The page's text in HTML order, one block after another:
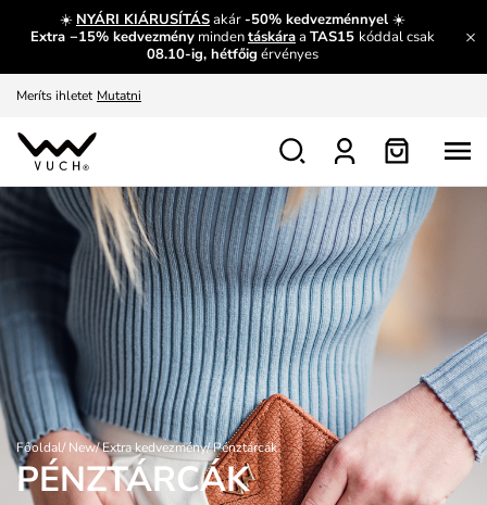
☀️ NYÁRI KIÁRUSÍTÁSakár-50% kedvezménnyel ☀️
Extra −15% kedvezmény mindentáskáraa TAS15 kóddal csak
08.10-ig, hétfőig érvényes
És mi az, amit máshol nem lehet megtudni?
Fedezze fel velünk az újdonságokat. Megtekintés
Meríts ihletet Mutatni
Ingyenes csere és visszaküldés
Főoldal/New/Extra kedvezmény/Pénztárcák
PÉNZTÁRCÁK